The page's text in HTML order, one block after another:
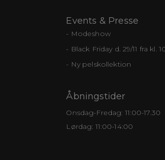
Events & Presse
Modeshow
Black Friday d. 29/11 fra kl.
Ny pelskollektion
Åbningstider
Onsdag-Fredag: 11:00-17.30
Lørdag: 11:00-14:00